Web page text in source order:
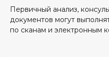
Первичный анализ,
документов могут
по сканам и электронным